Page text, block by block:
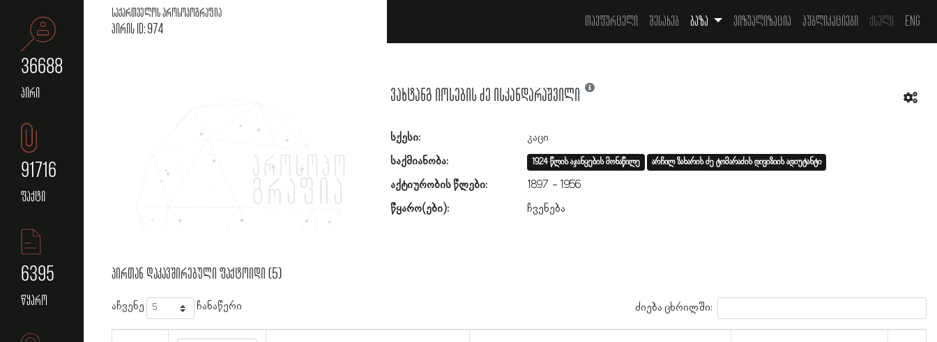
36688
პირი
91716
ფაქტი
6395
წყარო
საქართველოს პროსოპოგრაფია
პირის ID: 974 თავფურცელი შესახებ ბაზა ვიზუალიზაცია პუბლიკაციები ქსელი Eng
ვახტანგ იოსების ძე ისკანდარაშვილი
სქესი:
კაცი
საქმიანობა:
1924 წლის აჯანყების მონაწილე არჩილ ზახარის ძე ტომარაძის დივიზიის ადიუტანტი
აქტიურობის წლები: 1897
1956
წყარო(ები):
ჩვენება
პირთან დაკავშირებული ფაქტოიდი (5)
აჩვენე ჩანაწერი ძიება ცხრილში: